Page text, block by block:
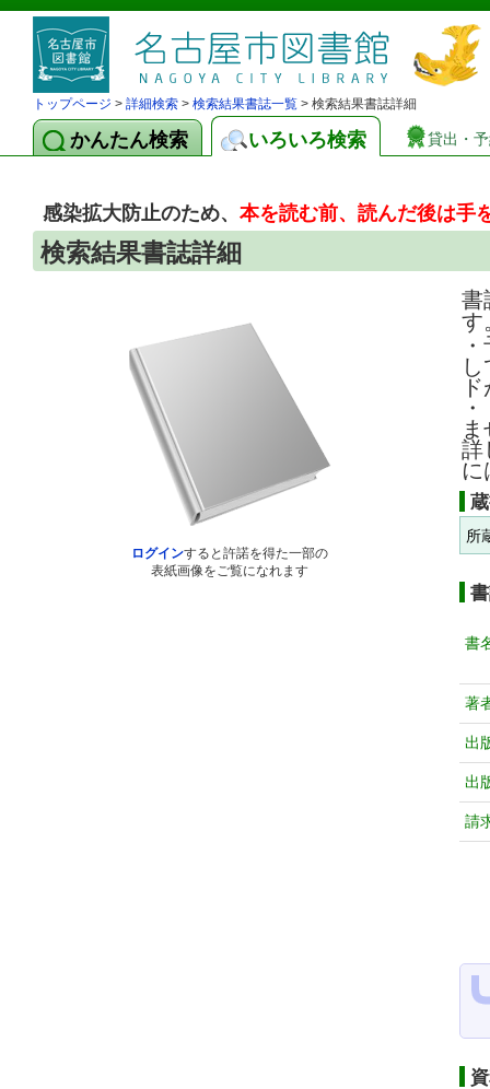
トップページ > 詳細検索 > 検索結果書誌一覧 > 検索結果書誌詳細
かんたん検索 いろいろ検索 貸出・
感染拡大防止のため、本を読む前、読んだ後は手
検索結果書誌詳細
ログインすると許諾を得た一部の
表紙画像をご覧になれます
書
す
詳
に
所
書
著
出
出
請